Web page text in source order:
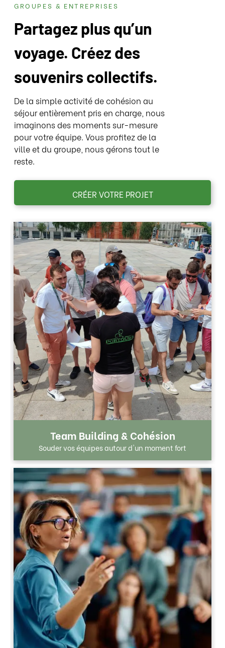
GROUPES & ENTREPRISES
Partagez plus qu’un
voyage. Créez des
souvenirs collectifs.
De la simple activité de cohésion au
séjour entièrement pris en charge, nous
imaginons des moments sur-mesure
pour votre équipe. Vous profitez de la
ville et du groupe, nous gérons tout le
reste.
CRÉER VOTRE PROJET
Team Building & Cohésion
Souder vos équipes autour d'un moment fort